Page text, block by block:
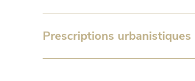
Prescriptions urbanistiques